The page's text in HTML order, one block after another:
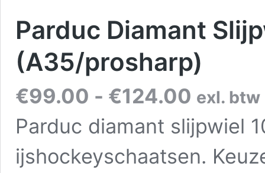
Parduc Diamant
(A35/prosharp)
€99.00 - €124.00 €99.00
€124.00
exl. btw
Parduc diamant slijpwiel
ijshockeyschaatsen.